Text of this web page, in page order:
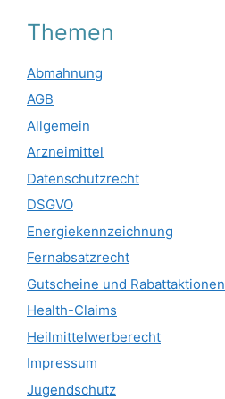
Themen
Abmahnung
AGB
Allgemein
Arzneimittel
Datenschutzrecht
DSGVO
Energiekennzeichnung
Fernabsatzrecht
Gutscheine und Rabattaktionen
Health-Claims
Heilmittelwerberecht
Impressum
Jugendschutz